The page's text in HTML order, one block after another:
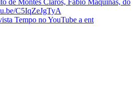
Tempo no YouTube a ent